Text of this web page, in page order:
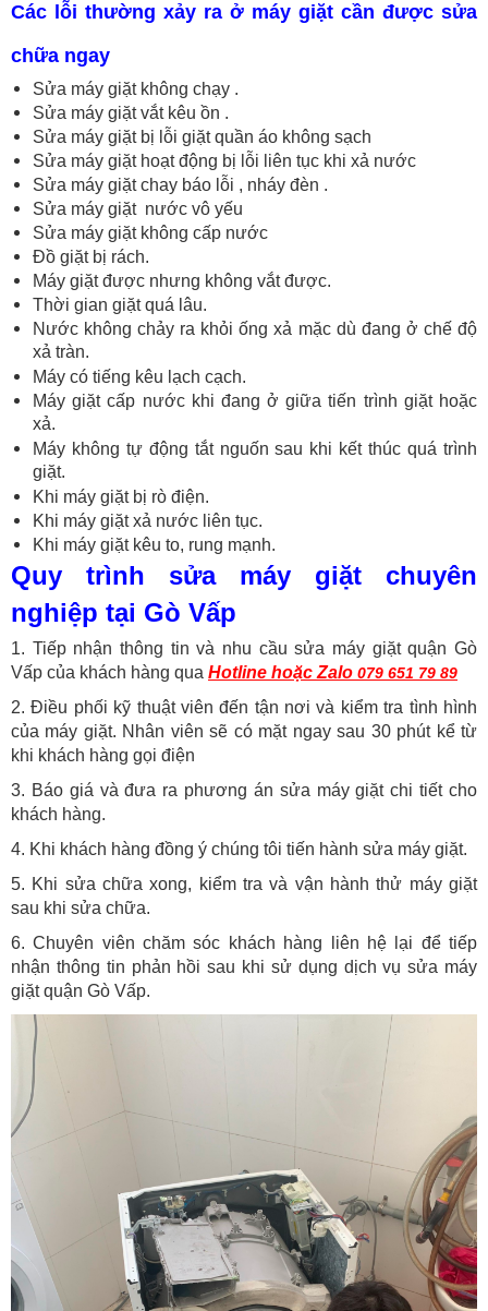
Các lỗi thường xảy ra ở máy giặt cần được sửa
chữa ngay
Sửa máy giặt không chạy .
Sửa máy giặt vắt kêu ồn .
Sửa máy giặt bị lỗi giặt quần áo không sạch
Sửa máy giặt hoạt động bị lỗi liên tục khi xả nước
Sửa máy giặt chay báo lỗi , nháy đèn .
Sửa máy giặt nước vô yếu
Sửa máy giặt không cấp nước
Đồ giặt bị rách.
Máy giặt được nhưng không vắt được.
Thời gian giặt quá lâu.
Nước không chảy ra khỏi ống xả mặc dù đang ở chế độ
xả tràn.
Máy có tiếng kêu lạch cạch.
Máy giặt cấp nước khi đang ở giữa tiến trình giặt hoặc
xả.
Máy không tự động tắt nguốn sau khi kết thúc quá trình
giặt.
Khi máy giặt bị rò điện.
Khi máy giặt xả nước liên tục.
Khi máy giặt kêu to, rung mạnh.
Quy trình sửa máy giặt chuyên
nghiệp tại Gò Vấp
1. Tiếp nhận thông tin và nhu cầu sửa máy giặt quận Gò
Vấp của khách hàng qua Hotline hoặc Zalo 079 651 79 89
2. Điều phối kỹ thuật viên đến tận nơi và kiểm tra tình hình
của máy giặt. Nhân viên sẽ có mặt ngay sau 30 phút kể từ
khi khách hàng gọi điện
3. Báo giá và đưa ra phương án sửa máy giặt chi tiết cho
khách hàng.
4. Khi khách hàng đồng ý chúng tôi tiến hành sửa máy giặt.
5. Khi sửa chữa xong, kiểm tra và vận hành thử máy giặt
sau khi sửa chữa.
6. Chuyên viên chăm sóc khách hàng liên hệ lại để tiếp
nhận thông tin phản hồi sau khi sử dụng dịch vụ sửa máy
giặt quận Gò Vấp.